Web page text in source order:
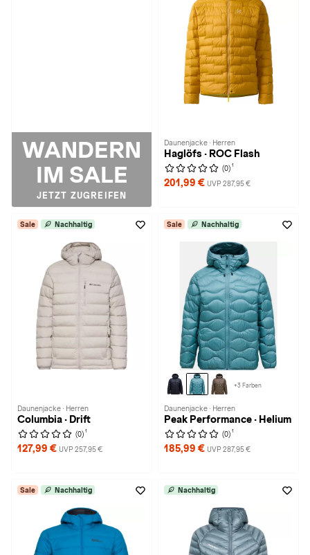
WANDERN
IM SALE
JETZT ZUGREIFEN
Daunenjacke · Herren
Haglöfs · ROC Flash
(0) 1
201,99 € UVP 287,95 €
Sale Nachhaltig
Daunenjacke · Herren
Columbia · Drift
(0) 1
127,99 € UVP 257,95 €
Sale Nachhaltig
+3 Farben
Daunenjacke · Herren
Peak Performance · Helium
(0) 1
185,99 € UVP 287,95 €
Sale Nachhaltig Nachhaltig